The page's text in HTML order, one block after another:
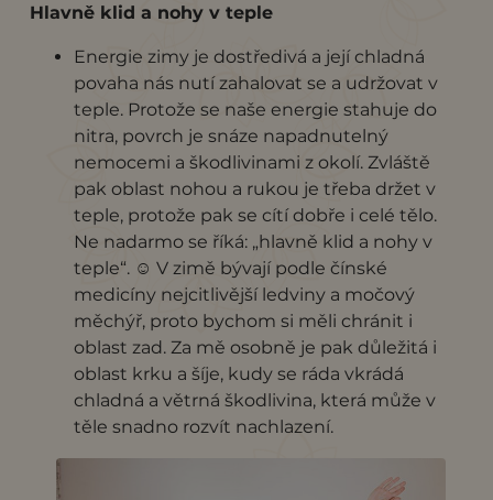
Hlavně klid a nohy v teple
Energie zimy je dostředivá a její chladná
povaha nás nutí zahalovat se a udržovat v
teple. Protože se naše energie stahuje do
nitra, povrch je snáze napadnutelný
nemocemi a škodlivinami z okolí. Zvláště
pak oblast nohou a rukou je třeba držet v
teple, protože pak se cítí dobře i celé tělo.
Ne nadarmo se říká: „hlavně klid a nohy v
teple“. ☺ V zimě bývají podle čínské
medicíny nejcitlivější ledviny a močový
měchýř, proto bychom si měli chránit i
oblast zad. Za mě osobně je pak důležitá i
oblast krku a šíje, kudy se ráda vkrádá
chladná a větrná škodlivina, která může v
těle snadno rozvít nachlazení.